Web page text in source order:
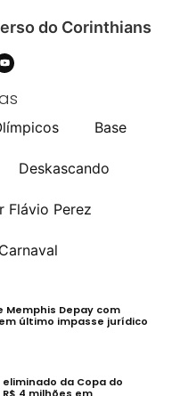
do Corinthians
Base
Deskascando
Flávio Perez
Carnaval
Memphis Depay com
último impasse jurídico
da Copa do